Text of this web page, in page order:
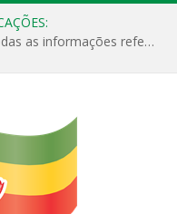
Relatórios Detalhados contendo todas as informações referentes a execução de recursos destinados ao fomento de projetos culturais no Município de Jacundá entre os anos de 2022 ao presente ano de 2026.